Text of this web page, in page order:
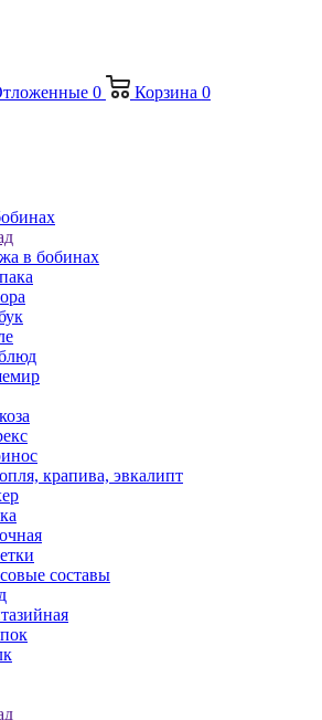
0 Корзина 0
в бобинах
крапива, эвкалипт
составы